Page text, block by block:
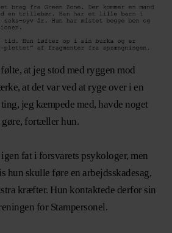
at jeg stod med ryggen mod
at det var ved at ryge over i en
jeg kæmpede med, havde noget
gøre, fortæller hun.
fat i forsvarets psykologer, men
hun skulle føre en arbejdsskadesag,
kræfter. Hun kontaktede derfor sin
for Stampersonel.